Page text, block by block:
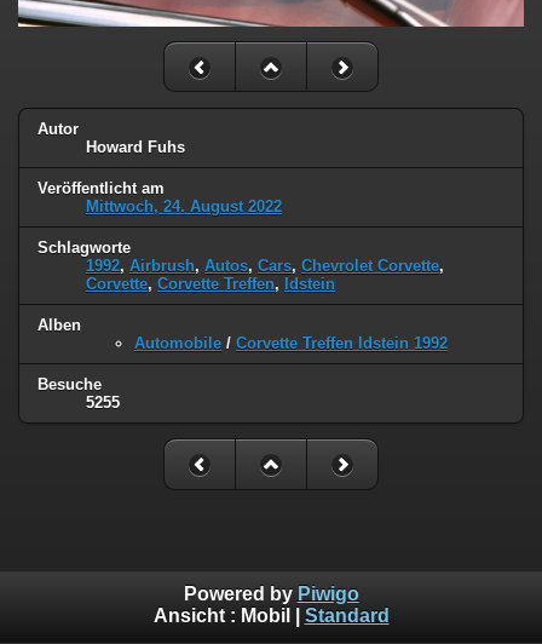
Autor
Howard Fuhs
Veröffentlicht am
Mittwoch, 24. August 2022
Schlagworte
1992, Airbrush, Autos, Cars, Chevrolet Corvette,
Corvette, Corvette Treffen, Idstein
Alben
Automobile / Corvette Treffen Idstein 1992
Besuche
5255
Powered by Piwigo
Ansicht : Mobil Standard